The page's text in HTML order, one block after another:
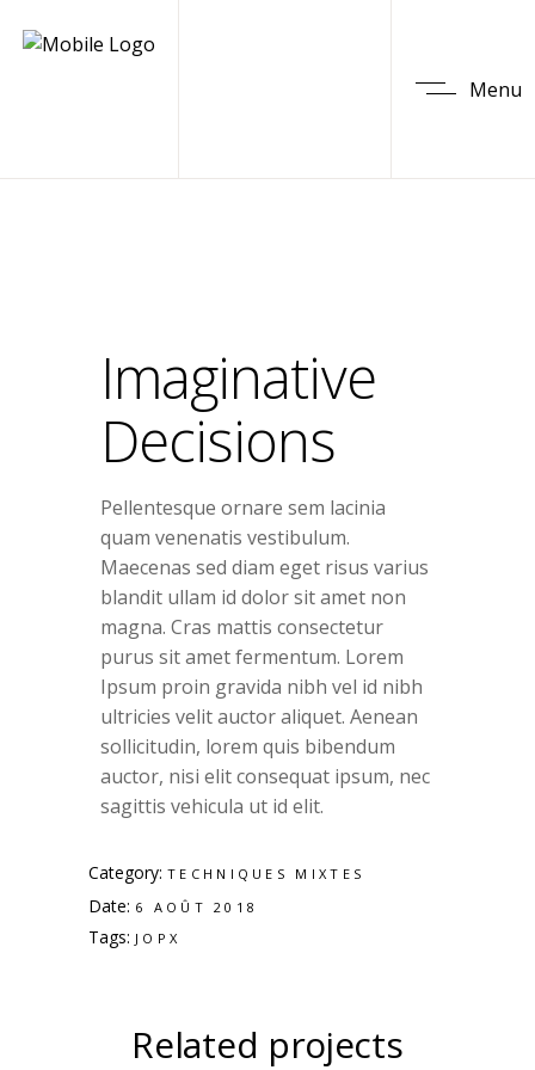
Menu
Imaginative
Decisions
Pellentesque ornare sem lacinia
quam venenatis vestibulum.
Maecenas sed diam eget risus varius
blandit ullam id dolor sit amet non
magna. Cras mattis consectetur
purus sit amet fermentum. Lorem
Ipsum proin gravida nibh vel id nibh
ultricies velit auctor aliquet. Aenean
sollicitudin, lorem quis bibendum
auctor, nisi elit consequat ipsum, nec
sagittis vehicula ut id elit.
Category: TECHNIQUES MIXTES
Date: 6 AOÛT 2018
Tags: JOPX
Related projects